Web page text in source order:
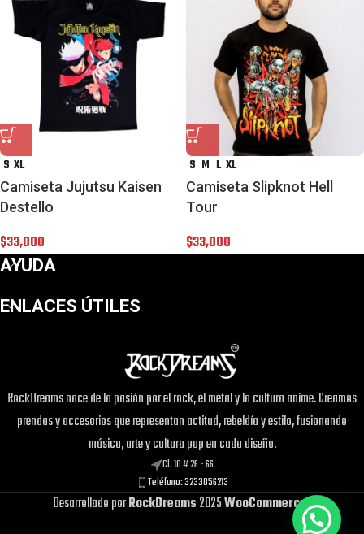
S XL
Camiseta Jujutsu Kaisen
Destello
$33,000
S M L XL
Camiseta Slipknot Hell
Tour
$33,000
AYUDA
ENLACES ÚTILES
RockDreams nace de la pasión por el rock, el metal y la cultura anime. Creamos
prendas y accesorios que representan actitud, rebeldía y estilo, fusionando
música, arte y cultura pop en cada diseño.
Cl. 10 # 26 - 66
Teléfono: 3233056213
Desarrollado porRockDreams2025WooCommerce.
Camiseta Mafalda
puede ser tuyo
solo por$33,000!
Si tienes alguna duda, pregúntanos.